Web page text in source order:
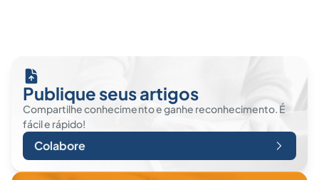
Publique seus artigos
Compartilhe conhecimento e ganhe reconhecimento. É
fácil e rápido!
Colabore